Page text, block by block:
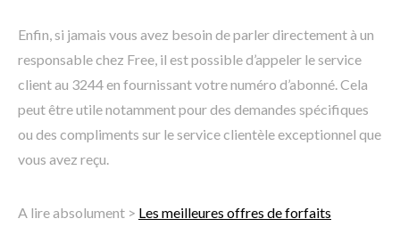
Enfin, si jamais vous avez besoin de parler directement à un
responsable chez Free, il est possible d’appeler le service
client au 3244 en fournissant votre numéro d’abonné. Cela
peut être utile notamment pour des demandes spécifiques
ou des compliments sur le service clientèle exceptionnel que
vous avez reçu.
A lire absolument > Les meilleures offres de forfaits